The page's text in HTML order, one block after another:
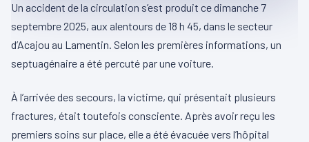
Un accident de la circulation s’est produit ce dimanche 7
septembre 2025, aux alentours de 18 h 45, dans le secteur
d’Acajou au Lamentin. Selon les premières informations, un
septuagénaire a été percuté par une voiture.
À l’arrivée des secours, la victime, qui présentait plusieurs
fractures, était toutefois consciente. Après avoir reçu les
premiers soins sur place, elle a été évacuée vers l’hôpital